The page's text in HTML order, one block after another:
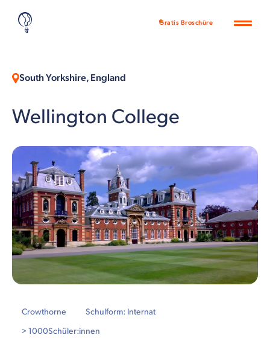
Gratis Broschüre
South Yorkshire, England
Wellington College
Crowthorne
Schulform: Internat
> 1000Schüler:innen